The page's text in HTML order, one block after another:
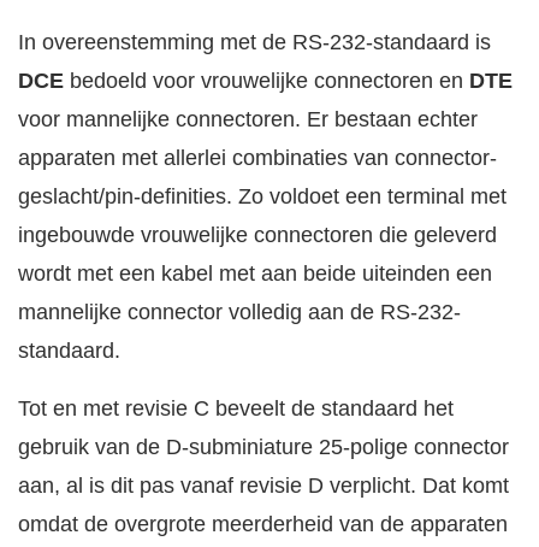
In overeenstemming met de RS-232-standaard is
DCE bedoeld voor vrouwelijke connectoren en DTE
voor mannelijke connectoren. Er bestaan echter
apparaten met allerlei combinaties van connector-
geslacht/pin-definities. Zo voldoet een terminal met
ingebouwde vrouwelijke connectoren die geleverd
wordt met een kabel met aan beide uiteinden een
mannelijke connector volledig aan de RS-232-
standaard.
Tot en met revisie C beveelt de standaard het
gebruik van de D-subminiature 25-polige connector
aan, al is dit pas vanaf revisie D verplicht. Dat komt
omdat de overgrote meerderheid van de apparaten